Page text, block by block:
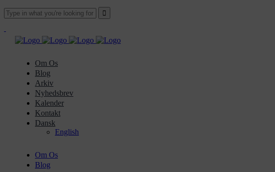
Om Os
Blog
Arkiv
Nyhedsbrev
Kalender
Kontakt
Dansk
English
Om Os
Blog